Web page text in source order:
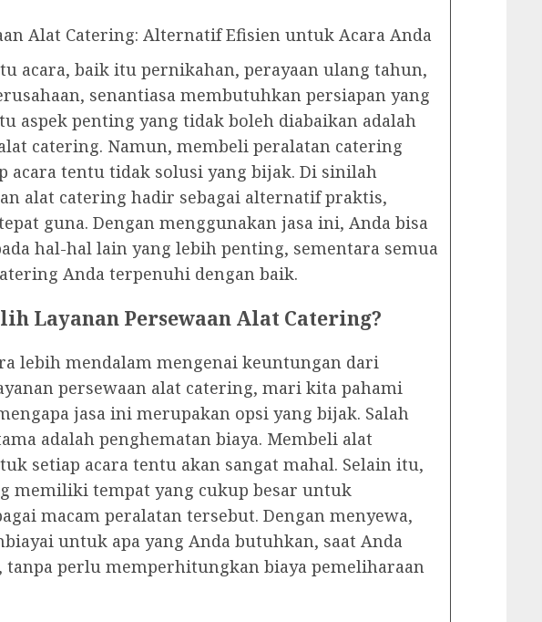
Alat Catering: Alternatif Efisien untuk Acara Anda
acara, baik itu pernikahan, perayaan ulang tahun,
senantiasa membutuhkan persiapan yang
aspek penting yang tidak boleh diabaikan adalah
catering. Namun, membeli peralatan catering
acara tentu tidak solusi yang bijak. Di sinilah
alat catering hadir sebagai alternatif praktis,
guna. Dengan menggunakan jasa ini, Anda bisa
hal-hal lain yang lebih penting, sementara semua
Anda terpenuhi dengan baik.
Layanan Persewaan Alat Catering?
lebih mendalam mengenai keuntungan dari
persewaan alat catering, mari kita pahami
jasa ini merupakan opsi yang bijak. Salah
adalah penghematan biaya. Membeli alat
setiap acara tentu akan sangat mahal. Selain itu,
memiliki tempat yang cukup besar untuk
macam peralatan tersebut. Dengan menyewa,
untuk apa yang Anda butuhkan, saat Anda
perlu memperhitungkan biaya pemeliharaan